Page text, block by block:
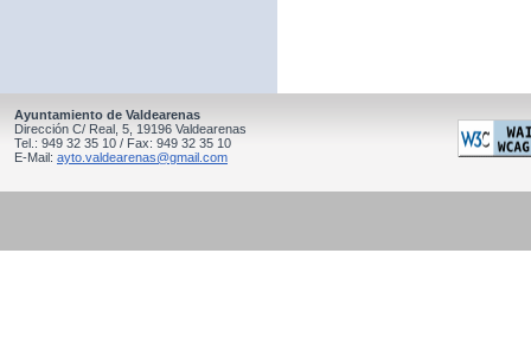
Ayuntamiento de Valdearenas
Dirección C/ Real, 5, 19196 Valdearenas
Tel.: 949 32 35 10 / Fax: 949 32 35 10
E-Mail: ayto.valdearenas@gmail.com